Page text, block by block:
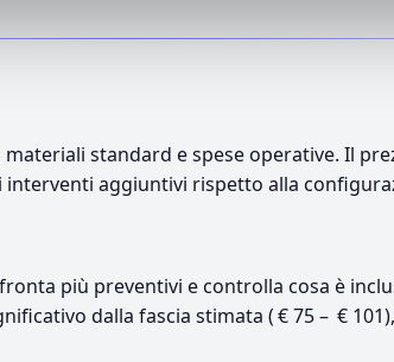
standard e spese operative. Il
aggiuntivi rispetto alla
più preventivi e controlla cosa è
dalla fascia stimata ( € 75 – €